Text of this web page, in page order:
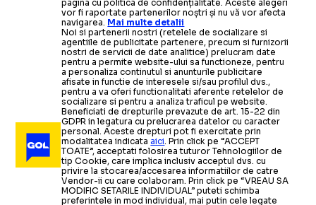
pagina cu politica de confidențialitate. Aceste alegeri
vor fi raportate partenerilor noștri și nu vă vor afecta
navigarea. Mai multe detalii
Noi si partenerii nostri (retelele de socializare si
agentiile de publicitate partenere, precum si furnizorii
nostri de servicii de date analitice) prelucram date
pentru a permite website-ului sa functioneze, pentru
a personaliza continutul si anunturile publicitare
afisate in functie de interesele si/sau profilul dvs.,
pentru a va oferi functionalitati aferente retelelor de
socializare si pentru a analiza traficul pe website.
Beneficiati de drepturile prevazute de art. 15-22 din
GDPR in legatura cu prelucrarea datelor cu caracter
personal. Aceste drepturi pot fi exercitate prin
modalitatea indicataaici. Prin click pe “ACCEPT
TOATE”, acceptati folosirea tuturor Tehnologiilor de
tip Cookie, care implica inclusiv acceptul dvs. cu
privire la stocarea/accesarea informatiilor de catre
Vendor-ii cu care colaboram. Prin click pe “VREAU SA
MODIFIC SETARILE INDIVIDUAL” puteti schimba
preferintele in mod individual, mai putin cele legate